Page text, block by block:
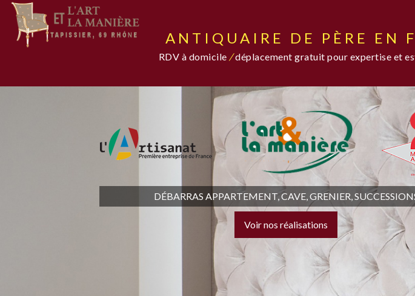
ANTIQUAIRE DE PÈRE EN
RDV à domicile /déplacement gratuit pour expertise et
DÉBARRAS APPARTEMENT, CAVE, GRENIER,
Voir nos réalisations